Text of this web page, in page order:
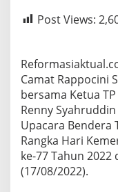
Post Views:
Camat Rappocini
bersama Ketua
Renny
Upacara Bendera
Rangka Hari
ke-77 Tahun 2022
(17/08/2022).